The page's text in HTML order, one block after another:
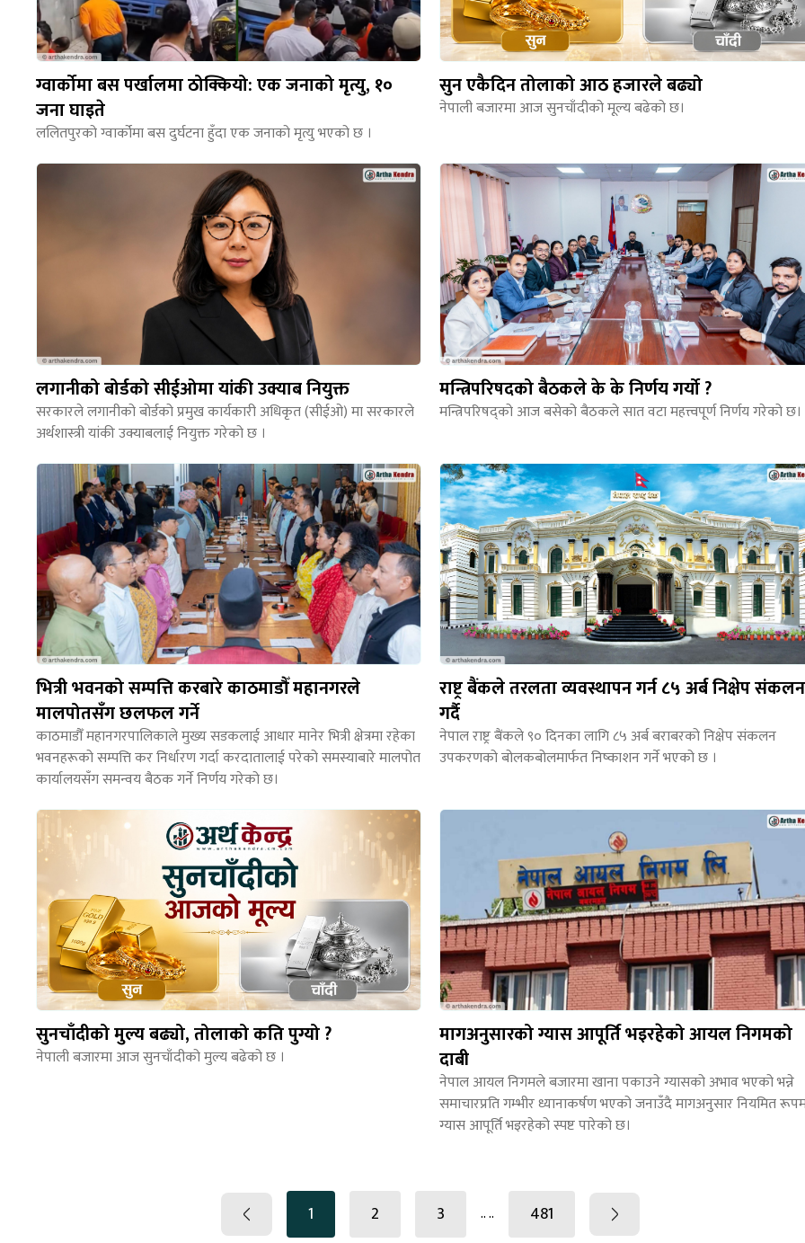
ग्वार्कोमा बस पर्खालमा ठोक्कियो: एक जनाको मृत्यु, १०
जना घाइते
ललितपुरको ग्वार्कोमा बस दुर्घटना हुँदा एक जनाको मृत्यु भएको छ ।
सुन एकैदिन तोलाको आठ हजारले बढ्यो
नेपाली बजारमा आज सुनचाँदीको मूल्य बढेको छ।
लगानीको बोर्डको सीईओमा यांकी उक्याब नियुक्त
सरकारले लगानीको बोर्डको प्रमुख कार्यकारी अधिकृत (सीईओ) मा सरकारले
अर्थशास्त्री यांकी उक्याबलाई नियुक्त गरेको छ ।
मन्त्रिपरिषदको बैठकले के के निर्णय गर्यो ?
मन्त्रिपरिषद्को आज बसेको बैठकले सात वटा महत्त्वपूर्ण निर्णय गरेको छ।
भित्री भवनको सम्पत्ति करबारे काठमाडौँ महानगरले
मालपोतसँग छलफल गर्ने
काठमाडौँ महानगरपालिकाले मुख्य सडकलाई आधार मानेर भित्री क्षेत्रमा रहेका
भवनहरूको सम्पत्ति कर निर्धारण गर्दा करदातालाई परेको समस्याबारे मालपोत
कार्यालयसँग समन्वय बैठक गर्ने निर्णय गरेको छ।
राष्ट्र बैंकले तरलता व्यवस्थापन गर्न ८५ अर्ब निक्षेप संकलन
गर्दै
नेपाल राष्ट्र बैंकले ९० दिनका लागि ८५ अर्ब बराबरको निक्षेप संकलन
उपकरणको बोलकबोलमार्फत निष्काशन गर्ने भएको छ ।
सुनचाँदीको मुल्य बढ्यो, तोलाको कति पुग्यो ?
नेपाली बजारमा आज सुनचाँदीको मुल्य बढेको छ ।
मागअनुसारको ग्यास आपूर्ति भइरहेको आयल निगमको
दाबी
नेपाल आयल निगमले बजारमा खाना पकाउने ग्यासको अभाव भएको भन्ने
समाचारप्रति गम्भीर ध्यानाकर्षण भएको जनाउँदै मागअनुसार नियमित
ग्यास आपूर्ति भइरहेको स्पष्ट पारेको छ।
1 2 3 .. .. 481